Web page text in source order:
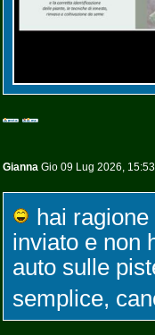
Gianna Gio 09 Lug 2026, 15:53
hai
inviato e non
auto sulle
semplice,